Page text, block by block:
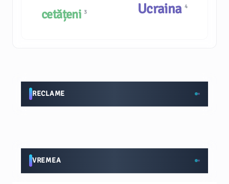
cetățeni 3 Ucraina 4
RECLAME
VREMEA